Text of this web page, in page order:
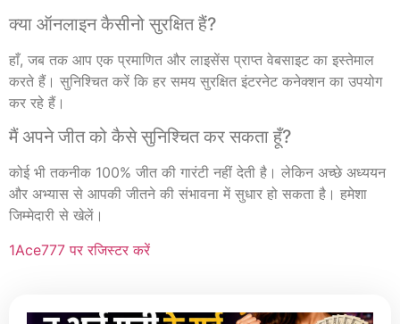
क्या ऑनलाइन कैसीनो सुरक्षित हैं?
हाँ, जब तक आप एक प्रमाणित और लाइसेंस प्राप्त वेबसाइट का इस्तेमाल
करते हैं। सुनिश्चित करें कि हर समय सुरक्षित इंटरनेट कनेक्शन का उपयोग
कर रहे हैं।
मैं अपने जीत को कैसे सुनिश्चित कर सकता हूँ?
कोई भी तकनीक 100% जीत की गारंटी नहीं देती है। लेकिन अच्छे अध्ययन
और अभ्यास से आपकी जीतने की संभावना में सुधार हो सकता है। हमेशा
जिम्मेदारी से खेलें।
1Ace777 पर रजिस्टर करें